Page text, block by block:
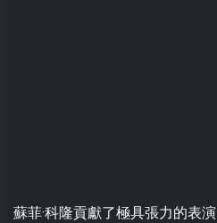
蘇菲·科隆貢獻了極具張力的表